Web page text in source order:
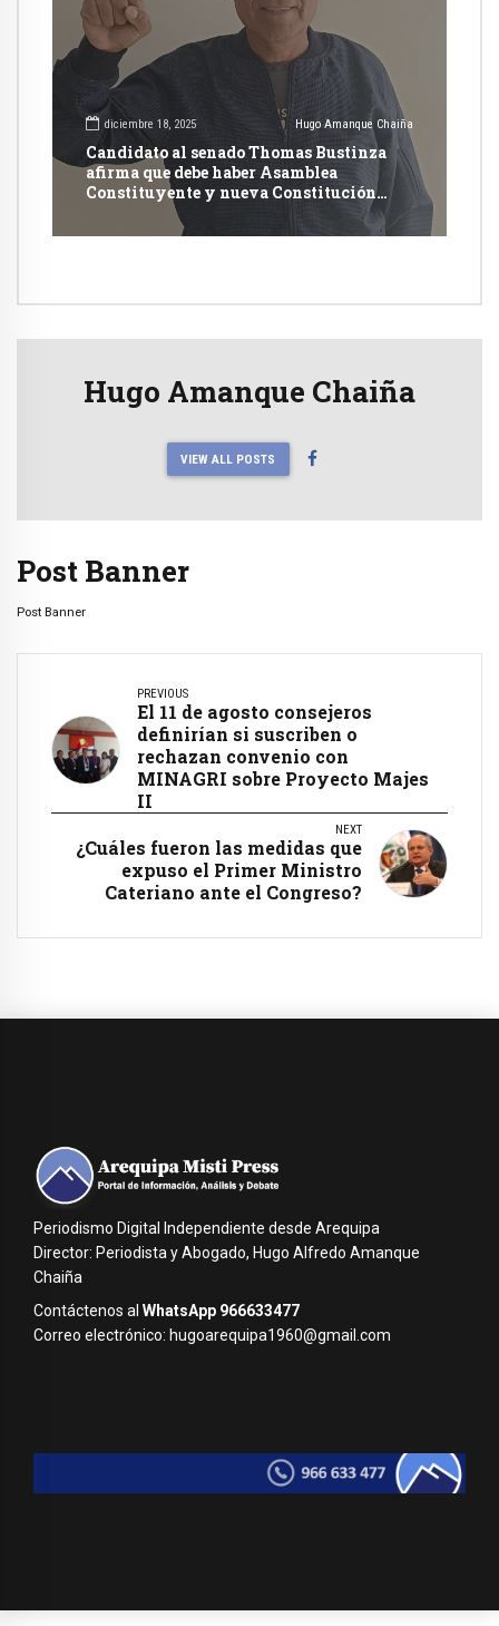
diciembre 18, 2025 Hugo Amanque Chaiña
Candidato al senado Thomas Bustinza
afirma que debe haber Asamblea
Constituyente y nueva Constitución
Hugo Amanque Chaiña
VIEW ALL POSTS
Post Banner
Post Banner
PREVIOUS
El 11 de agosto consejeros
definirían si suscriben o
rechazan convenio con
MINAGRI sobre Proyecto Majes
II
NEXT
¿Cuáles fueron las medidas que
expuso el Primer Ministro
Cateriano ante el Congreso?
Periodismo Digital Independiente desde Arequipa
Director: Periodista y Abogado, Hugo Alfredo Amanque
Chaiña
Contáctenos al WhatsApp 966633477
Correo electrónico: hugoarequipa1960@gmail.com